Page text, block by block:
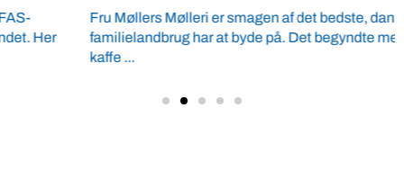
Fru Møllers Mølleri er smagen af det bedste, dansk
familielandbrug har at byde på. Det begyndte med en kop